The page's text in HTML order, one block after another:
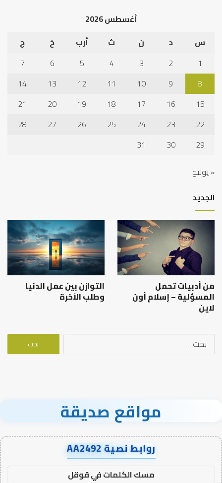
أغسطس 2026
س
د ن ث أرب خ
ج
1
2
3
4
5
6
7
8
9
10
11
12
13
14
15
16
17
18
19
20
21
22
23
24
25
26
27
28
29
30
31
« يوليو
الجديد
من أدبيات تحمل
المسؤلية – إسلام أون
لاين
التوازن بين عمل الدنيا
وطلب الآخرة
البحث
مواقع صديقة
روابط نصية AA2492
مسك الكلمات في قوقل